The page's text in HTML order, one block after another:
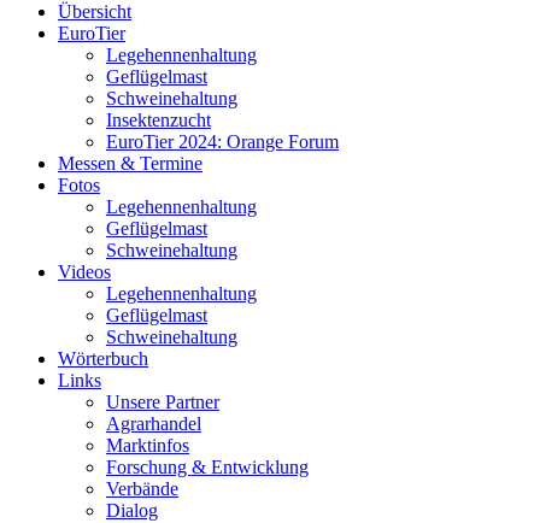
Übersicht
EuroTier
Legehennenhaltung
Geflügelmast
Schweinehaltung
Insektenzucht
EuroTier 2024: Orange Forum
Messen & Termine
Fotos
Legehennenhaltung
Geflügelmast
Schweinehaltung
Videos
Legehennenhaltung
Geflügelmast
Schweinehaltung
Wörterbuch
Links
Unsere Partner
Agrarhandel
Marktinfos
Forschung & Entwicklung
Verbände
Dialog